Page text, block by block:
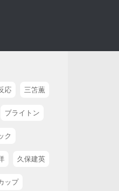
応 三笘薫
ブライトン
ク
久保建英
ップ